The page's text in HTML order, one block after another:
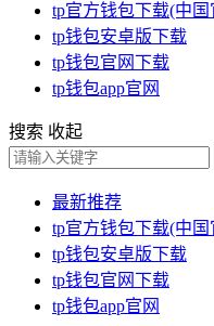
tp官方钱包下载(中国
tp钱包安卓版下载
tp钱包官网下载
tp钱包app官网
搜索 收起
最新推荐
tp官方钱包下载(中国
tp钱包安卓版下载
tp钱包官网下载
tp钱包app官网